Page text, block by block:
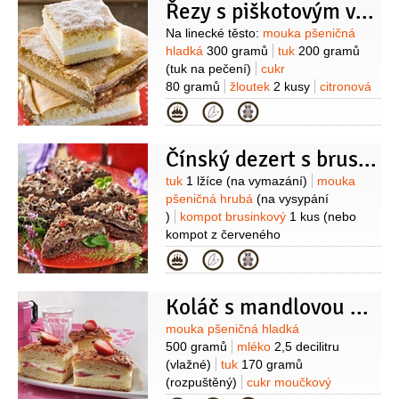
Řezy s piškotovým vrškem
Suroviny
Na linecké těsto: mouka pšeničná
hladká 300 gramů tuk 200 gramů
(tuk na pečení)
cukr
80 gramů
žloutek 2 kusy
citronová
kůra
(strouhaná)
pšeničná hladká(na vál)
Na
polohrubá100 gramů
cukr
100 gramů
4 kusy
Na
nádivku: tvaroh měkký
800 gramů
cukr 100 gramů
bílek
2 kusy
Kategorie
Čínský dezert s brusinkami
Suroviny
tuk 1 lžíce (na vymazání)
mouka
pšeničná hrubá (na vysypání
)
kompot brusinkový 1 kus (nebo
kompot z červeného
rybízu)
čokoláda
čokolády na zdobení) Na těsto: vejce
200 gramů
kakao2 lžíce
rum
2 lžíce
mléko 10 lžic
mouka
pšeničná hrubá300 gramů
prášek do pečiva
1 balení
máslo 70 gramů 1 lžíce
1 lžíce
cukr2 lžíce Na kaši: mléko
Kategorie
Koláč s mandlovou krustou
Suroviny
mouka pšeničná hladká
500 gramů
mléko 2,5 decilitru
(vlažné)
tuk 170 gramů
(rozpuštěný)
cukr moučkový